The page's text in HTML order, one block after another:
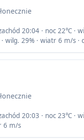
20:04 · noc 22℃ ·
wilg. 29% · wiatr 6 m/s ·
20:03 · noc 23℃ ·
6 m/s